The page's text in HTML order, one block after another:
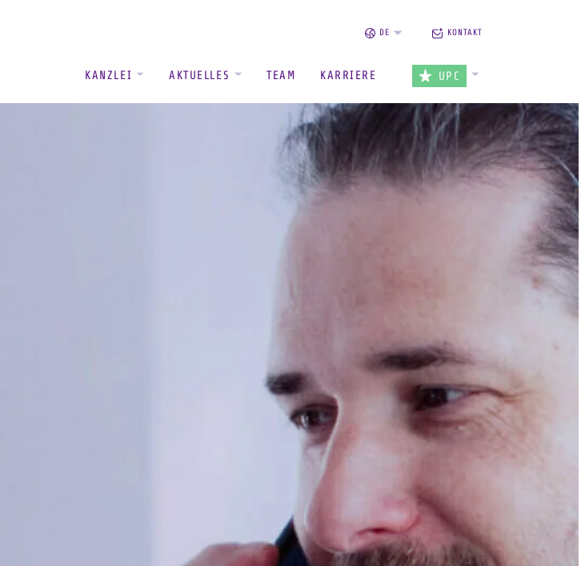
KANZLEI AKTUELLES TEAM KARRIERE UPC
DE KONTAKT